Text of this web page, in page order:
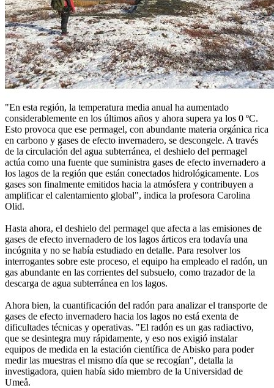
"En esta región, la temperatura media anual ha aumentado
considerablemente en los últimos años y ahora supera ya los 0 ºC.
Esto provoca que ese permagel, con abundante materia orgánica rica
en carbono y gases de efecto invernadero, se descongele. A través
de la circulación del agua subterránea, el deshielo del permagel
actúa como una fuente que suministra gases de efecto invernadero a
los lagos de la región que están conectados hidrológicamente. Los
gases son finalmente emitidos hacia la atmósfera y contribuyen a
amplificar el calentamiento global", indica la profesora Carolina
Olid.
Hasta ahora, el deshielo del permagel que afecta a las emisiones de
gases de efecto invernadero de los lagos árticos era todavía una
incógnita y no se había estudiado en detalle. Para resolver los
interrogantes sobre este proceso, el equipo ha empleado el radón, un
gas abundante en las corrientes del subsuelo, como trazador de la
descarga de agua subterránea en los lagos.
Ahora bien, la cuantificación del radón para analizar el transporte de
gases de efecto invernadero hacia los lagos no está exenta de
dificultades técnicas y operativas. "El radón es un gas radiactivo,
que se desintegra muy rápidamente, y eso nos exigió instalar
equipos de medida en la estación científica de Abisko para poder
medir las muestras el mismo día que se recogían", detalla la
investigadora, quien había sido miembro de la Universidad de
Umeå.